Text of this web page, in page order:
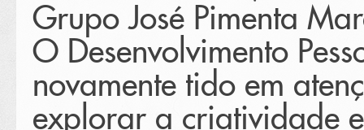
Grupo José Pimenta
O Desenvolvimento
novamente tido em
explorar a criatividade